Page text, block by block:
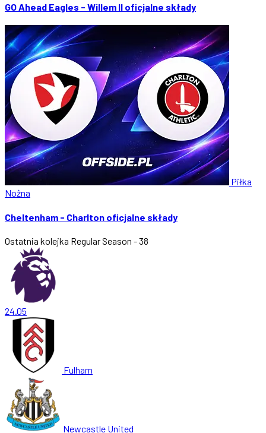
GO Ahead Eagles - Willem II oficjalne składy
Piłka
Nożna
Cheltenham - Charlton oficjalne składy
Ostatnia kolejka Regular Season - 38
24.05
Fulham
Newcastle United